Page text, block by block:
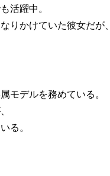
活躍中。
りかけていた彼女だが、
モデルを務めている。
る。